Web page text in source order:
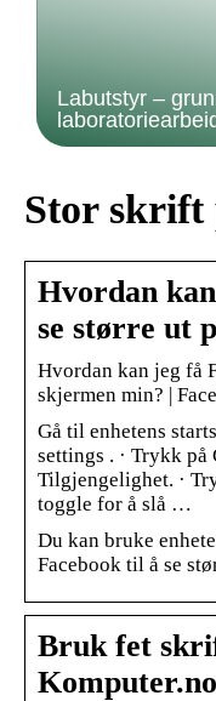
Labutstyr –
Stor skrift
Hvordan
se større ut
Hvordan kan jeg få
skjermen min? |
Gå til enhetens
settings . · Trykk på
Tilgjengelighet. ·
toggle for å slå …
Du kan bruke
Facebook til å se
Bruk fet
Komputer.no